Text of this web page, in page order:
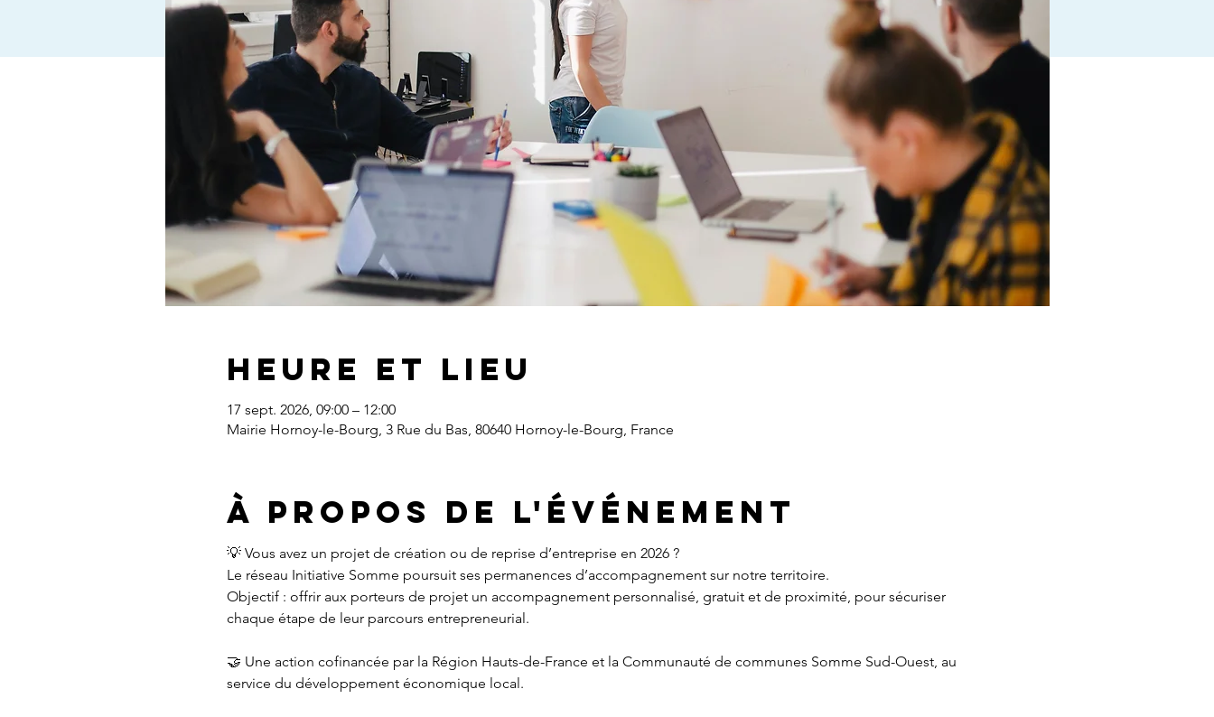
Heure et lieu
17 sept. 2026, 09:00 – 12:00
Mairie Hornoy-le-Bourg, 3 Rue du Bas, 80640 Hornoy-le-Bourg, France
À propos de l'événement
💡 Vous avez un projet de création ou de reprise d’entreprise en 2026 ?
Le réseau Initiative Somme poursuit ses permanences d’accompagnement sur notre territoire.
Objectif : offrir aux porteurs de projet un accompagnement personnalisé, gratuit et de proximité, pour sécuriser
chaque étape de leur parcours entrepreneurial.
🤝 Une action cofinancée par la Région Hauts-de-France et la Communauté de communes Somme Sud-Ouest, au
service du développement économique local.